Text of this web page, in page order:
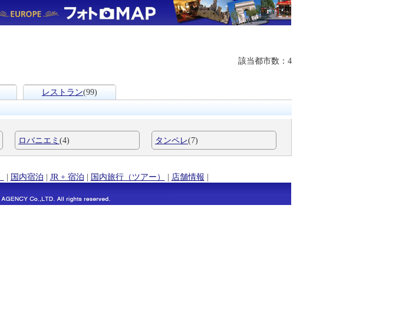
該当都市数：4
レストラン(99)
ロバニエミ (4) タンペレ(7)
| 国内宿泊 | JR + 宿泊 | 国内旅行（ツアー） | 店舗情報 |